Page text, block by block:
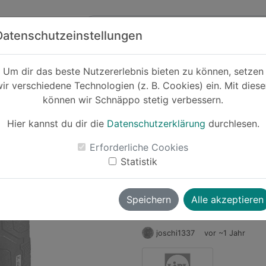
Um dir das beste Nutzererlebnis bieten zu können, setzen
verschiedene Technologien (z. B. Cookies) ein. Mit
können wir Schnäppo stetig verbessern.
Hier kannst du dir die Datenschutzerklärung durchlesen.
Erforderliche Cookies
Statistik
Speichern Alle akzeptieren
Cashback
-16%
joschi1337 vor ~1 Jahr